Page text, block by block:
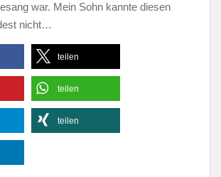
war. Mein Sohn kannte diesen
nicht…
teilen
teilen
teilen